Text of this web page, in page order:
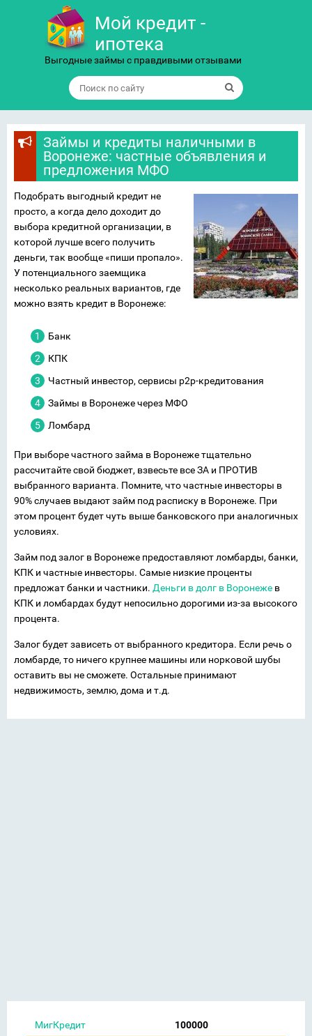
Мой кредит -
ипотека
Выгодные займы с правдивыми отзывами
Займы и кредиты наличными в
Воронеже: частные объявления и
предложения МФО
Подобрать выгодный кредит не
просто, а когда дело доходит до
выбора кредитной организации, в
которой лучше всего получить
деньги, так вообще «пиши пропало».
У потенциального заемщика
несколько реальных вариантов, где
можно взять кредит в Воронеже:
Банк
КПК
Частный инвестор, сервисы p2p-кредитования
Займы в Воронеже через МФО
Ломбард
При выборе частного займа в Воронеже тщательно
рассчитайте свой бюджет, взвесьте все ЗА и ПРОТИВ
выбранного варианта. Помните, что частные инвесторы в
90% случаев выдают займ под расписку в Воронеже. При
этом процент будет чуть выше банковского при аналогичных
условиях.
Займ под залог в Воронеже предоставляют ломбарды, банки,
КПК и частные инвесторы. Самые низкие проценты
предложат банки и частники. Деньги в долг в Воронеже в
КПК и ломбардах будут непосильно дорогими из-за высокого
процента.
Залог будет зависеть от выбранного кредитора. Если речь о
ломбарде, то ничего крупнее машины или норковой шубы
оставить вы не сможете. Остальные принимают
недвижимость, землю, дома и т.д.
МигКредит 100000